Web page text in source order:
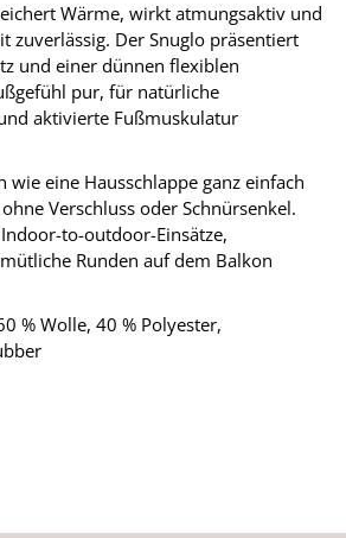
Wärme, wirkt atmungsaktiv und
zuverlässig. Der Snuglo präsentiert
und einer dünnen flexiblen
pur, für natürliche
aktivierte Fußmuskulatur
wie eine Hausschlappe ganz einfach
Verschluss oder Schnürsenkel.
to-outdoor-Einsätze,
Runden auf dem Balkon
% Wolle, 40 % Polyester,